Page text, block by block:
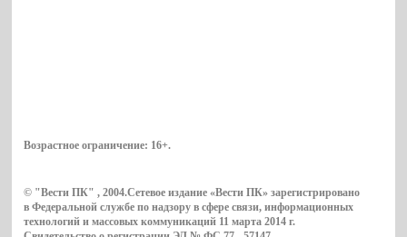
Возрастное ограничение: 16+.
© "Вести ПК" , 2004.Сетевое издание «Вести ПК» зарегистрировано
в Федеральной службе по надзору в сфере связи, информационных
технологий и массовых коммуникаций 11 марта 2014 г.